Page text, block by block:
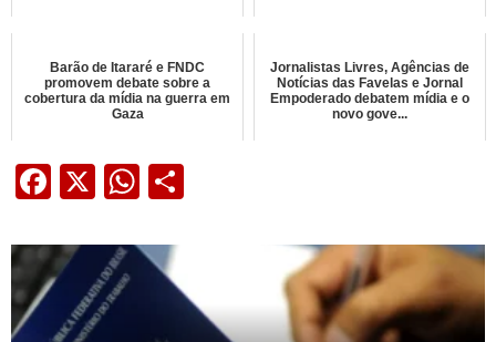
Barão de Itararé e FNDC
promovem debate sobre a
cobertura da mídia na guerra em
Gaza
Jornalistas Livres, Agências de
Notícias das Favelas e Jornal
Empoderado debatem mídia e o
novo gove...
Facebook
X WhatsApp